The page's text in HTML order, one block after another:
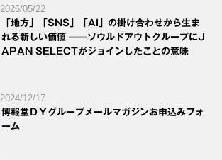
2026/05/22
「地方」「SNS」「AI」の掛け合わせから生ま
れる新しい価値 ──ソウルドアウトグループにJ
APAN SELECTがジョインしたことの意味
2024/12/17
博報堂ＤＹグループメールマガジンお申込みフォ
ーム